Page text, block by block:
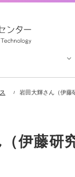
岩田大輝さん（伊藤
伊藤研